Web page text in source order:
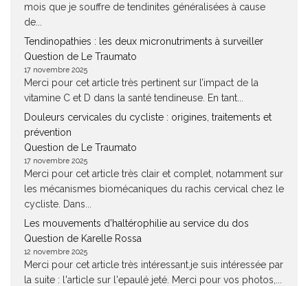
mois que je souffre de tendinites généralisées à cause
de...
Tendinopathies : les deux micronutriments à surveiller
Question de Le Traumato
17 novembre 2025
Merci pour cet article très pertinent sur l’impact de la
vitamine C et D dans la santé tendineuse. En tant...
Douleurs cervicales du cycliste : origines, traitements et
prévention
Question de Le Traumato
17 novembre 2025
Merci pour cet article très clair et complet, notamment sur
les mécanismes biomécaniques du rachis cervical chez le
cycliste. Dans...
Les mouvements d’haltérophilie au service du dos
Question de Karelle Rossa
12 novembre 2025
Merci pour cet article très intéressant.je suis intéressée par
la suite : l'article sur l'epaulé jeté. Merci pour vos photos,...